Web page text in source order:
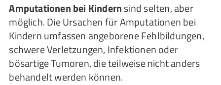
Amputationen bei Kindernsind selten, aber
möglich. Die Ursachen für Amputationen bei
Kindern umfassen angeborene Fehlbildungen,
schwere Verletzungen, Infektionen oder
bösartige Tumoren, die teilweise nicht anders
behandelt werden können.